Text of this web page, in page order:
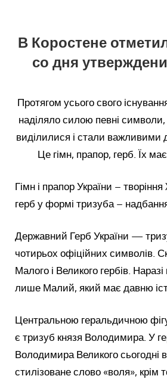
В Коростене
со дня
Протягом усього свого
наділяло силою певні символи,
виділилися і стали важливими
Це гімн, прапор, герб. Їх
Гімн і прапор України – творіння
герб у формі тризуба –
Державний Герб України —
чотирьох офіційних символів.
Малого і Великого гербів.
лише Малий, який має давню
Центральною геральдичною
є тризуб князя Володимира. У
Володимира Великого сьогодні
стилізоване слово «воля», крім